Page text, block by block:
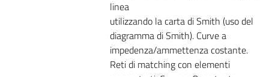
linea
utilizzando la carta di Smith (uso del
diagramma di Smith). Curve a
impedenza/ammettenza costante.
Reti di matching con elementi